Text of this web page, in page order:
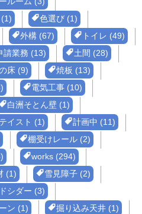
色選び (1)
外構 (67)
トイレ (49)
請業務 (13)
土間 (28)
床 (9)
焼板 (13)
電気工事 (10)
白洲そとん壁 (1)
イスト (1)
計画中 (11)
棚受けレール (2)
works (294)
(1)
雪見障子 (2)
シダー (3)
ン (1)
掘り込み天井 (1)